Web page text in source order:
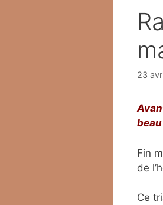
23
Fin
de
Ce